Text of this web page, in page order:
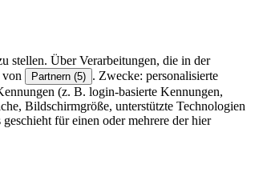
stellen. Über Verarbeitungen, die in der
Partnern (5) . Zwecke: personalisierte
(z. B. login-basierte Kennungen,
Bildschirmgröße, unterstützte Technologien
für einen oder mehrere der hier